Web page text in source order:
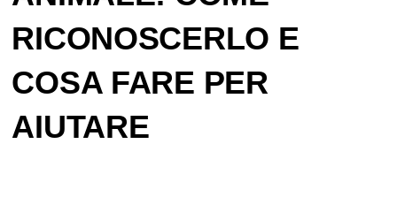
RICONOSCERLO E
COSA FARE PER
AIUTARE